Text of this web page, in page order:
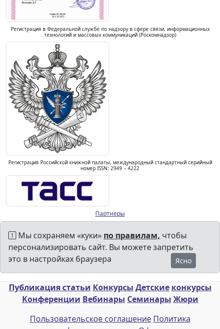
Регистрация в Федеральной службе по надзору в сфере связи, информационных
технологий и массовых коммуникаций (Роскомнадзор)
Регистрация Российской книжной палаты, международный стандартный серийный
номер ISSN: 2949 – 4222
Партнеры
Мы сохраняем «куки» по правилам, чтобы
персонализировать сайт. Вы можете запретить
это в настройках браузера
Ясно
Публикация статьи Конкурсы Детские конкурсы
Конференции Вебинары Семинары Жюри
Пользовательское соглашение Политика